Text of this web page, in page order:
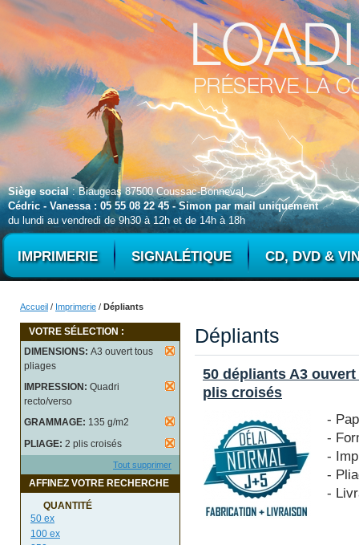
Siège social: Biaugeas 87500 Coussac-Bonneval
Cédric - Vanessa : 05 55 08 22 45 - Simon par mail uniquement
du lundi au vendredi de 9h30 à 12h et de 14h à 18h
IMPRIMERIE SIGNALÉTIQUE CD, DVD &
Accueil / Imprimerie / Dépliants
VOTRE SÉLECTION :
DIMENSIONS: A3 ouvert tous
pliages
IMPRESSION: Quadri
recto/verso
GRAMMAGE: 135 g/m2
PLIAGE: 2 plis croisés
Tout supprimer
AFFINEZ VOTRE RECHERCHE
QUANTITÉ
50 ex
100 ex
Dépliants
50 dépliants A3 ouvert
plis croisés
-
-
-
-
-